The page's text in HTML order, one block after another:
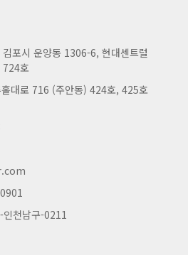
김포시 운양동 1306-6, 현대센트럴
724호
대로 716 (주안동) 424호, 425호
천남구-0211